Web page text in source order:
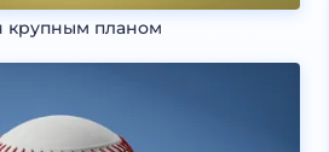
крупным планом